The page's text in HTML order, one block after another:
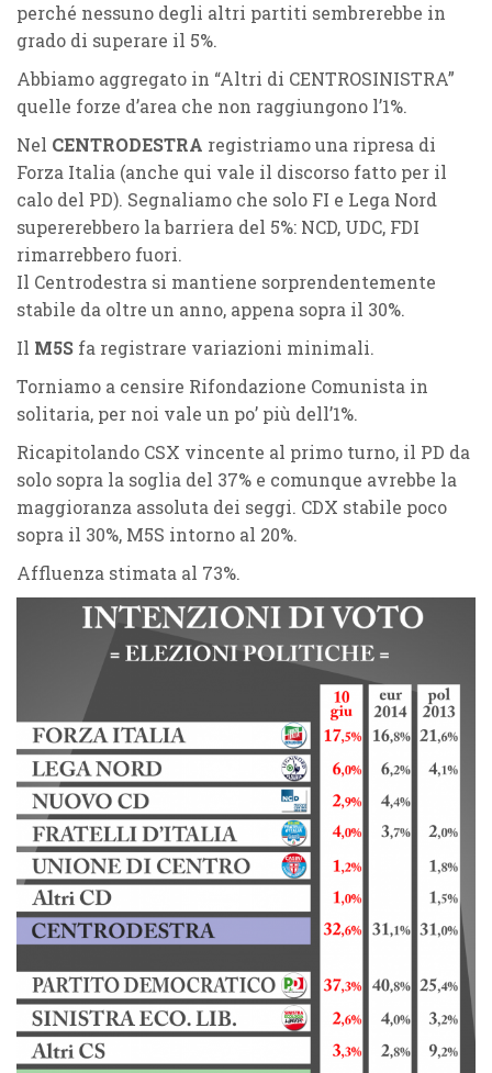
perché nessuno degli altri partiti sembrerebbe in
grado di superare il 5%.
Abbiamo aggregato in “Altri di CENTROSINISTRA”
quelle forze d’area che non raggiungono l’1%.
Nel CENTRODESTRA registriamo una ripresa di
Forza Italia (anche qui vale il discorso fatto per il
calo del PD). Segnaliamo che solo FI e Lega Nord
supererebbero la barriera del 5%: NCD, UDC, FDI
rimarrebbero fuori.
Il Centrodestra si mantiene sorprendentemente
stabile da oltre un anno, appena sopra il 30%.
Il M5S fa registrare variazioni minimali.
Torniamo a censire Rifondazione Comunista in
solitaria, per noi vale un po’ più dell’1%.
Ricapitolando CSX vincente al primo turno, il PD da
solo sopra la soglia del 37% e comunque avrebbe la
maggioranza assoluta dei seggi. CDX stabile poco
sopra il 30%, M5S intorno al 20%.
Affluenza stimata al 73%.